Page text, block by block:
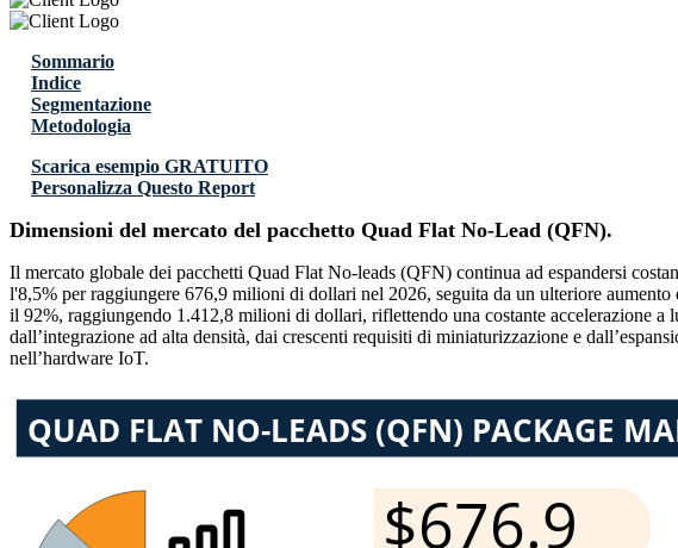
Sommario
Indice
Segmentazione
Metodologia
Scarica esempio GRATUITO
Personalizza Questo Report
Dimensioni del mercato del pacchetto Quad Flat No-Lead (QFN).
Il mercato globale dei pacchetti Quad Flat No-leads (QFN) continua ad espandersi
l'8,5% per raggiungere 676,9 milioni di dollari nel 2026, seguita da un ulteriore
il 92%, raggiungendo 1.412,8 milioni di dollari, riflettendo una costante accelerazione
dall’integrazione ad alta densità, dai crescenti requisiti di miniaturizzazione e
nell’hardware IoT.